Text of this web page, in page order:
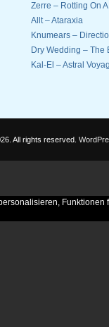
Zerre – Rotting On
Allt – Ataraxia
Knumears –
Dry Wedding – The
Kal-El – Astral
All rights reserved.